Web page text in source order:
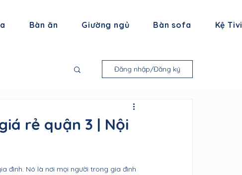
Bàn ăn Giường ngủ Bàn sofa Kệ Tivi
Đăng nhập/Đăng ký
rẻ quận 3 | Nội
đình. Nó là nơi mọi người trong gia đình